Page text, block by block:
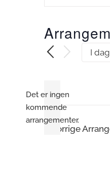
Det er ingen
kommende
arrangementer.
I dag
Forrige